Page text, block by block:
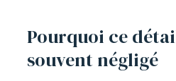
Pourquoi ce
souvent négligé